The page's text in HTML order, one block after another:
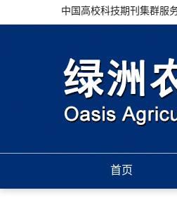
中国高校科技期刊集群服
首页